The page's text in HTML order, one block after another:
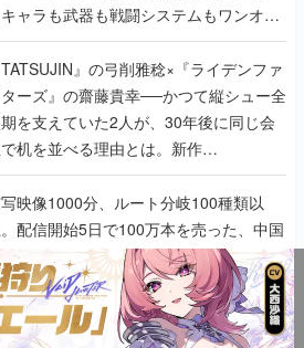
ャラも武器も戦闘システムもワンオフ
り込まれた理由を両ディレクターに聞
TATSUJIN』の弓削雅稔×『ライデンファ
ーズ』の齋藤貴幸──かつて縦シュー全
を支えていた2人が、30年後に同じ会
机を並べる理由とは。新作
EXTREME』で初タッグを組
レジェンド2人に訊く開発秘話
映像1000分、ルート分岐100種類以
。配信開始5日で100万本を売った、中国
実写インタラクティブドラマゲーム
世天下：女帝への道II』の、規模が違
だわりをプロデューサーに聞いた
でアプリストアをオープン？ スマホア